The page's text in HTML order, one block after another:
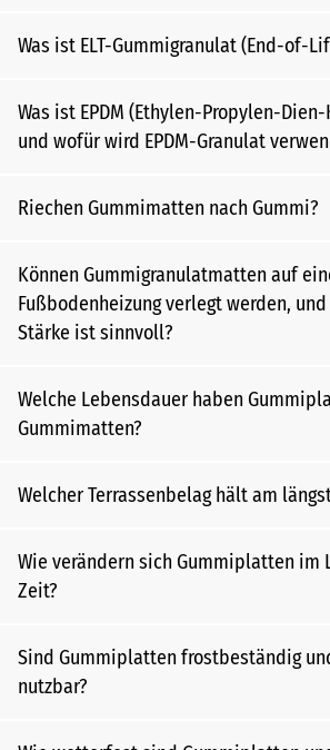
Was ist ELT-Gummigranulat (End-of-
Was ist EPDM (Ethylen-Propylen-
und wofür wird EPDM-Granulat
Riechen Gummimatten nach Gummi?
Können Gummigranulatmatten auf
Fußbodenheizung verlegt werden,
Stärke ist sinnvoll?
Welche Lebensdauer haben
Gummimatten?
Welcher Terrassenbelag hält am
Wie verändern sich Gummiplatten im
Zeit?
Sind Gummiplatten frostbeständig
nutzbar?